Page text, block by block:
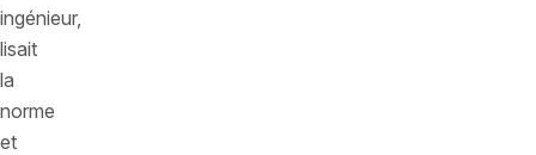
ingénieur,
lisait
la
norme
et